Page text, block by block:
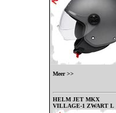
Meer >>
HELM JET MKX
VILLAGE-1 ZWART L